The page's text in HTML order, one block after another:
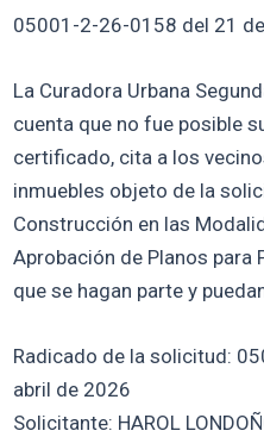
05001-2-26-0158 del 21
La Curadora Urbana
cuenta que no fue posible
certificado, cita a los
inmuebles objeto de la
Construcción en las
Aprobación de Planos para
que se hagan parte y
Radicado de la solicitud:
abril de 2026
Solicitante: HAROL